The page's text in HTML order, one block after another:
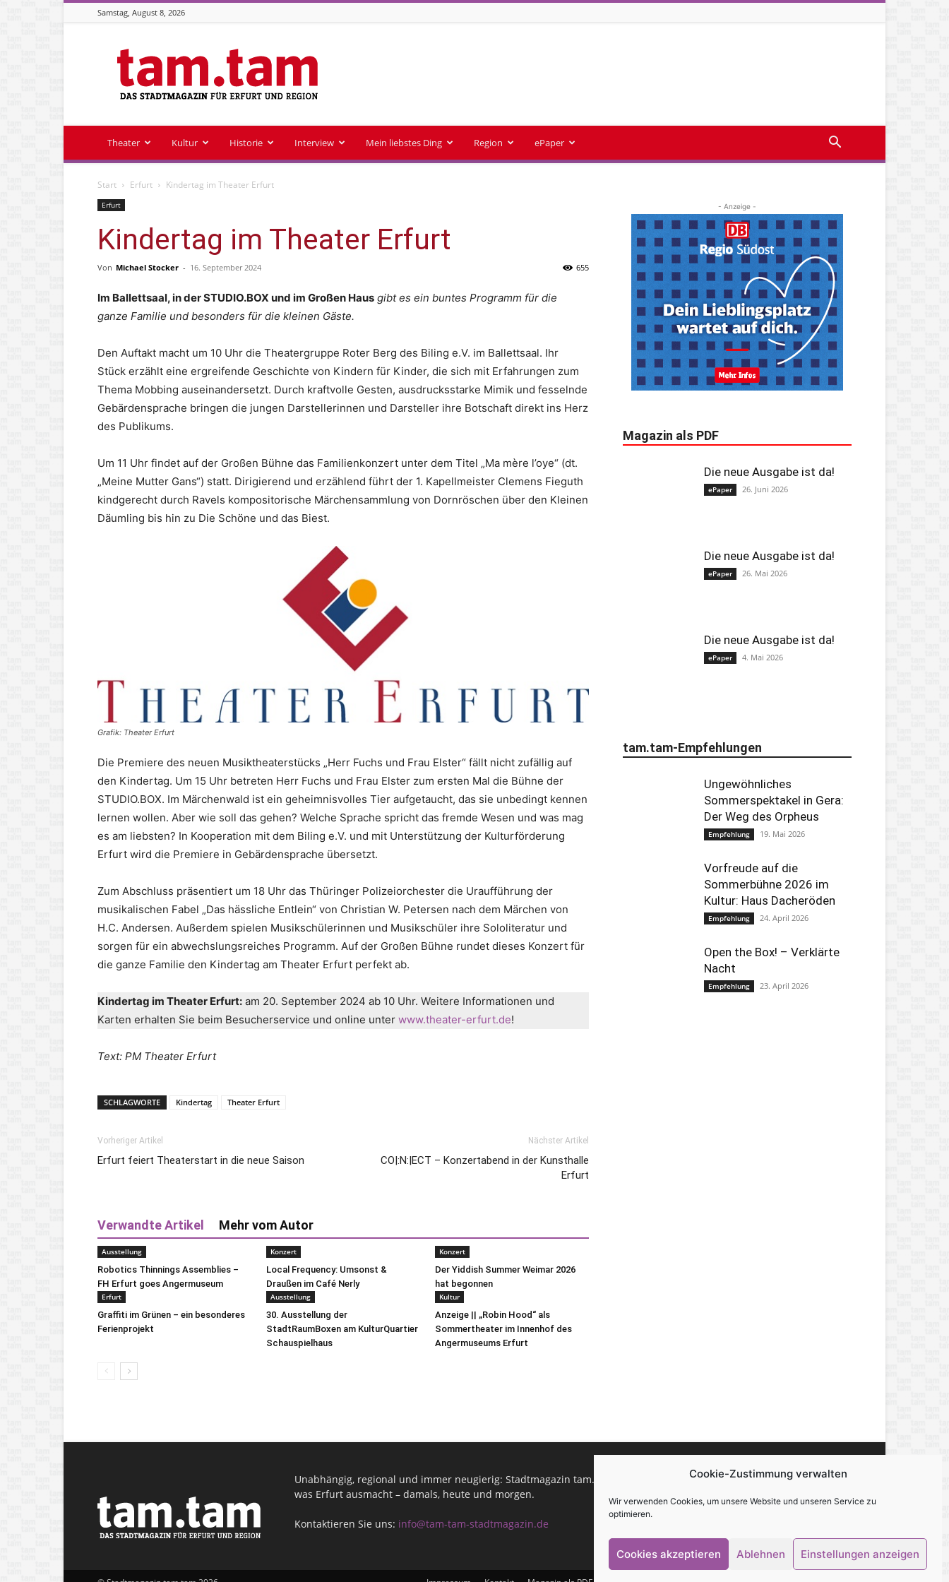
Cookie-Zustimmung verwalten
Wir verwenden Cookies, um unsere Website und unseren Service zu
optimieren.
Cookies akzeptieren Ablehnen Einstellungen anzeigen
Samstag, August 8, 2026
Stadtmagazin
tam.tam
Theater Kultur Historie Interview Mein liebstes Ding Region ePaper
Start Erfurt Kindertag im Theater Erfurt
Erfurt
Kindertag im Theater Erfurt
Von Michael Stocker - 16. September 2024 655
Im Ballettsaal, in der STUDIO.BOX und im Großen Haus gibt es ein buntes Programm für die
ganze Familie und besonders für die kleinen Gäste.
Den Auftakt macht um 10 Uhr die Theatergruppe Roter Berg des Biling e.V. im Ballettsaal. Ihr
Stück erzählt eine ergreifende Geschichte von Kindern für Kinder, die sich mit Erfahrungen zum
Thema Mobbing auseinandersetzt. Durch kraftvolle Gesten, ausdrucksstarke Mimik und fesselnde
Gebärdensprache bringen die jungen Darstellerinnen und Darsteller ihre Botschaft direkt ins Herz
des Publikums.
Um 11 Uhr findet auf der Großen Bühne das Familienkonzert unter dem Titel „Ma mère l’oye“ (dt.
„Meine Mutter Gans“) statt. Dirigierend und erzählend führt der 1. Kapellmeister Clemens Fieguth
kindgerecht durch Ravels kompositorische Märchensammlung von Dornröschen über den Kleinen
Däumling bis hin zu Die Schöne und das Biest.
Grafik: Theater Erfurt
Die Premiere des neuen Musiktheaterstücks „Herr Fuchs und Frau Elster“ fällt nicht zufällig auf
den Kindertag. Um 15 Uhr betreten Herr Fuchs und Frau Elster zum ersten Mal die Bühne der
STUDIO.BOX. Im Märchenwald ist ein geheimnisvolles Tier aufgetaucht, das sie unbedingt kennen
lernen wollen. Aber wie soll das gehen? Welche Sprache spricht das fremde Wesen und was mag
es am liebsten? In Kooperation mit dem Biling e.V. und mit Unterstützung der Kulturförderung
Erfurt wird die Premiere in Gebärdensprache übersetzt.
Zum Abschluss präsentiert um 18 Uhr das Thüringer Polizeiorchester die Uraufführung der
musikalischen Fabel „Das hässliche Entlein“ von Christian W. Petersen nach dem Märchen von
H.C. Andersen. Außerdem spielen Musikschülerinnen und Musikschüler ihre Sololiteratur und
sorgen für ein abwechslungsreiches Programm. Auf der Großen Bühne rundet dieses Konzert für
die ganze Familie den Kindertag am Theater Erfurt perfekt ab.
Kindertag im Theater Erfurt: am 20. September 2024 ab 10 Uhr. Weitere Informationen und
Karten erhalten Sie beim Besucherservice und online unter www.theater-erfurt.de!
Text: PM Theater Erfurt
SCHLAGWORTE Kindertag Theater Erfurt
Vorheriger Artikel
Erfurt feiert Theaterstart in die neue Saison
Nächster Artikel
CO|:N:|ECT – Konzertabend in der Kunsthalle
Erfurt
Verwandte Artikel Mehr vom Autor
Ausstellung
Robotics Thinnings Assemblies –
FH Erfurt goes Angermuseum
Konzert
Local Frequency: Umsonst &
Draußen im Café Nerly
Konzert
Der Yiddish Summer Weimar 2026
hat begonnen
Erfurt
Graffiti im Grünen – ein besonderes
Ferienprojekt
Ausstellung
30. Ausstellung der
StadtRaumBoxen am KulturQuartier
Schauspielhaus
Kultur
Anzeige || „Robin Hood“ als
Sommertheater im Innenhof des
Angermuseums Erfurt
- Anzeige -
Magazin als PDF
Die neue Ausgabe ist da!
ePaper 26. Juni 2026
Die neue Ausgabe ist da!
ePaper 26. Mai 2026
Die neue Ausgabe ist da!
ePaper 4. Mai 2026
tam.tam-Empfehlungen
Ungewöhnliches
Sommerspektakel in Gera:
Der Weg des Orpheus
Empfehlung 19. Mai 2026
Vorfreude auf die
Sommerbühne 2026 im
Kultur: Haus Dacheröden
Empfehlung 24. April 2026
Open the Box! – Verklärte
Nacht
Empfehlung 23. April 2026
Unabhängig, regional und immer neugierig: Stadtmagazin tam.tam informiert, berichtet und unterhält — über alles,
was Erfurt ausmacht – damals, heute und morgen.
Kontaktieren Sie uns: info@tam-tam-stadtmagazin.de